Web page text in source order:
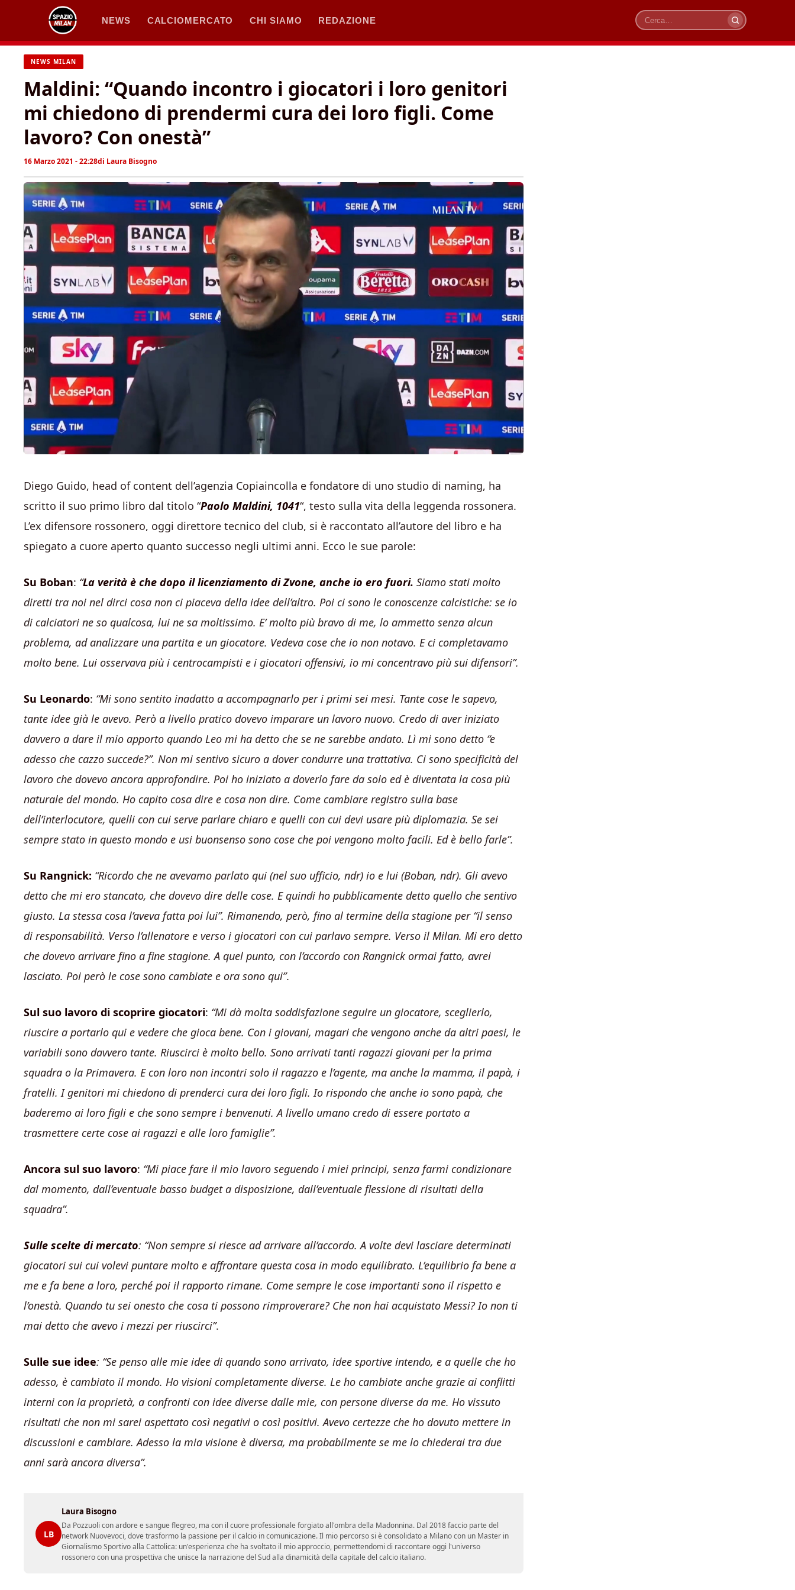
contenuto
NEWS CALCIOMERCATO CHI SIAMO REDAZIONE
Cerca
NEWS MILAN
Maldini: “Quando incontro i giocatori i loro genitori
mi chiedono di prendermi cura dei loro figli. Come
lavoro? Con onestà”
16 Marzo 2021 - 22:28di Laura Bisogno
Diego Guido, head of content dell’agenzia Copiaincolla e fondatore di uno studio di naming, ha
scritto il suo primo libro dal titolo “Paolo Maldini, 1041“, testo sulla vita della leggenda rossonera.
L’ex difensore rossonero, oggi direttore tecnico del club, si è raccontato all’autore del libro e ha
spiegato a cuore aperto quanto successo negli ultimi anni. Ecco le sue parole:
Su Boban: “La verità è che dopo il licenziamento di Zvone, anche io ero fuori. Siamo stati molto
diretti tra noi nel dirci cosa non ci piaceva della idee dell’altro. Poi ci sono le conoscenze calcistiche: se io
di calciatori ne so qualcosa, lui ne sa moltissimo. E’ molto più bravo di me, lo ammetto senza alcun
problema, ad analizzare una partita e un giocatore. Vedeva cose che io non notavo. E ci completavamo
molto bene. Lui osservava più i centrocampisti e i giocatori offensivi, io mi concentravo più sui difensori”.
Su Leonardo: “Mi sono sentito inadatto a accompagnarlo per i primi sei mesi. Tante cose le sapevo,
tante idee già le avevo. Però a livello pratico dovevo imparare un lavoro nuovo. Credo di aver iniziato
davvero a dare il mio apporto quando Leo mi ha detto che se ne sarebbe andato. Lì mi sono detto “e
adesso che cazzo succede?”. Non mi sentivo sicuro a dover condurre una trattativa. Ci sono specificità del
lavoro che dovevo ancora approfondire. Poi ho iniziato a doverlo fare da solo ed è diventata la cosa più
naturale del mondo. Ho capito cosa dire e cosa non dire. Come cambiare registro sulla base
dell’interlocutore, quelli con cui serve parlare chiaro e quelli con cui devi usare più diplomazia. Se sei
sempre stato in questo mondo e usi buonsenso sono cose che poi vengono molto facili. Ed è bello farle”.
Su Rangnick: “Ricordo che ne avevamo parlato qui (nel suo ufficio, ndr) io e lui (Boban, ndr). Gli avevo
detto che mi ero stancato, che dovevo dire delle cose. E quindi ho pubblicamente detto quello che sentivo
giusto. La stessa cosa l’aveva fatta poi lui”. Rimanendo, però, fino al termine della stagione per “il senso
di responsabilità. Verso l’allenatore e verso i giocatori con cui parlavo sempre. Verso il Milan. Mi ero detto
che dovevo arrivare fino a fine stagione. A quel punto, con l’accordo con Rangnick ormai fatto, avrei
lasciato. Poi però le cose sono cambiate e ora sono qui”.
Sul suo lavoro di scoprire giocatori: “Mi dà molta soddisfazione seguire un giocatore, sceglierlo,
riuscire a portarlo qui e vedere che gioca bene. Con i giovani, magari che vengono anche da altri paesi, le
variabili sono davvero tante. Riuscirci è molto bello. Sono arrivati tanti ragazzi giovani per la prima
squadra o la Primavera. E con loro non incontri solo il ragazzo e l’agente, ma anche la mamma, il papà, i
fratelli. I genitori mi chiedono di prenderci cura dei loro figli. Io rispondo che anche io sono papà, che
baderemo ai loro figli e che sono sempre i benvenuti. A livello umano credo di essere portato a
trasmettere certe cose ai ragazzi e alle loro famiglie”.
Ancora sul suo lavoro: “Mi piace fare il mio lavoro seguendo i miei principi, senza farmi condizionare
dal momento, dall’eventuale basso budget a disposizione, dall’eventuale flessione di risultati della
squadra”.
Sulle scelte di mercato: “Non sempre si riesce ad arrivare all’accordo. A volte devi lasciare determinati
giocatori sui cui volevi puntare molto e affrontare questa cosa in modo equilibrato. L’equilibrio fa bene a
me e fa bene a loro, perché poi il rapporto rimane. Come sempre le cose importanti sono il rispetto e
l’onestà. Quando tu sei onesto che cosa ti possono rimproverare? Che non hai acquistato Messi? Io non ti
mai detto che avevo i mezzi per riuscirci”.
Sulle sue idee: “Se penso alle mie idee di quando sono arrivato, idee sportive intendo, e a quelle che ho
adesso, è cambiato il mondo. Ho visioni completamente diverse. Le ho cambiate anche grazie ai conflitti
interni con la proprietà, a confronti con idee diverse dalle mie, con persone diverse da me. Ho vissuto
risultati che non mi sarei aspettato così negativi o così positivi. Avevo certezze che ho dovuto mettere in
discussioni e cambiare. Adesso la mia visione è diversa, ma probabilmente se me lo chiederai tra due
anni sarà ancora diversa”.
LB
Laura Bisogno
Da Pozzuoli con ardore e sangue flegreo, ma con il cuore professionale forgiato all'ombra della Madonnina. Dal 2018 faccio parte del
network Nuovevoci, dove trasformo la passione per il calcio in comunicazione. Il mio percorso si è consolidato a Milano con un Master in
Giornalismo Sportivo alla Cattolica: un'esperienza che ha svoltato il mio approccio, permettendomi di raccontare oggi l'universo
rossonero con una prospettiva che unisce la narrazione del Sud alla dinamicità della capitale del calcio italiano.